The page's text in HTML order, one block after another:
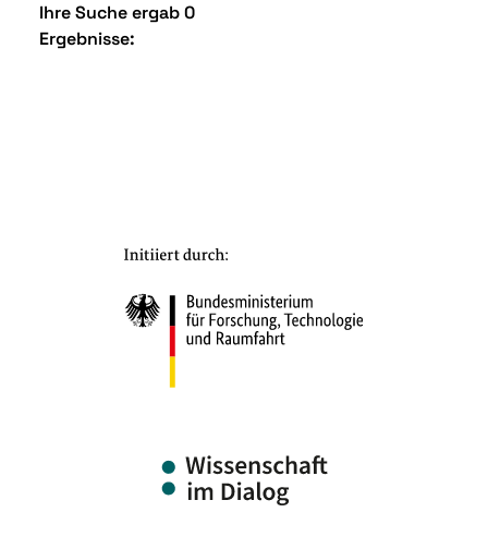
Ihre Suche ergab 0
Ergebnisse: